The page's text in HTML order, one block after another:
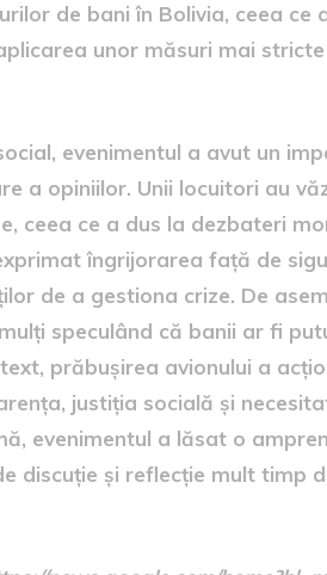
de bani în Bolivia, ceea ce
unor măsuri mai
evenimentul a avut un
a opiniilor. Unii locuitori au
ceea ce a dus la dezbateri
îngrijorarea față de
de a gestiona crize. De
speculând că banii ar fi
prăbușirea avionului a
justiția socială și
evenimentul a lăsat o
discuție și reflecție mult timp